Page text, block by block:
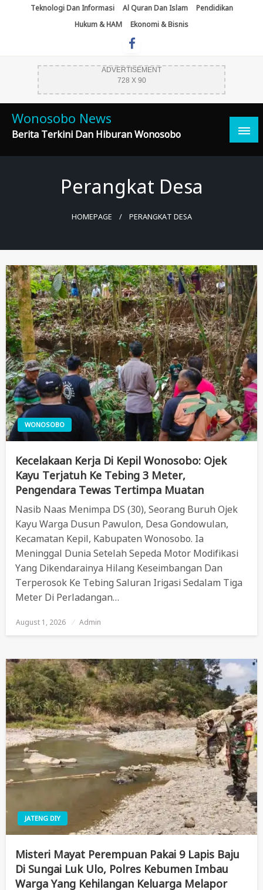
Teknologi Dan Informasi Al Quran Dan Islam
Pendidikan
Hukum & HAM
Ekonomi & Bisnis
ADVERTISEMENT
728 X 90
Wonosobo News
Berita Terkini Dan Hiburan Wonosobo
Perangkat Desa
HOMEPAGE PERANGKAT DESA
WONOSOBO
Kecelakaan Kerja Di Kepil Wonosobo: Ojek
Kayu Terjatuh Ke Tebing 3 Meter,
Pengendara Tewas Tertimpa Muatan
Nasib Naas Menimpa DS (30), Seorang Buruh Ojek
Kayu Warga Dusun Pawulon, Desa Gondowulan,
Kecamatan Kepil, Kabupaten Wonosobo. Ia
Meninggal Dunia Setelah Sepeda Motor Modifikasi
Yang Dikendarainya Hilang Keseimbangan Dan
Terperosok Ke Tebing Saluran Irigasi Sedalam Tiga
Meter Di Perladangan…
Posted
On
August 1, 2026 Admin
JATENG DIY
Misteri Mayat Perempuan Pakai 9 Lapis Baju
Di Sungai Luk Ulo, Polres Kebumen Imbau
Warga Yang Kehilangan Keluarga Melapor